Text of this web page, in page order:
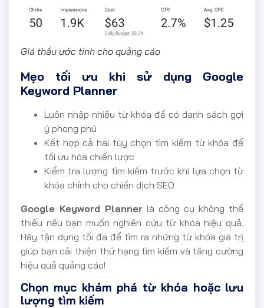
Giá thầu ước tính cho quảng cáo
Mẹo tối ưu khi sử dụng Google
Keyword Planner
Luôn nhập nhiều từ khóa để có danh sách gợi
ý phong phú
Kết hợp cả hai tùy chọn tìm kiếm từ khóa để
tối ưu hóa chiến lược
Kiểm tra lượng tìm kiếm trước khi lựa chọn từ
khóa chính cho chiến dịch SEO
Google Keyword Planner là công cụ không thể
thiếu nếu bạn muốn nghiên cứu từ khóa hiệu quả.
Hãy tận dụng tối đa để tìm ra những từ khóa giá trị
giúp bạn cải thiện thứ hạng tìm kiếm và tăng cường
hiệu quả quảng cáo!
Chọn mục khám phá từ khóa hoặc lưu
lượng tìm kiếm